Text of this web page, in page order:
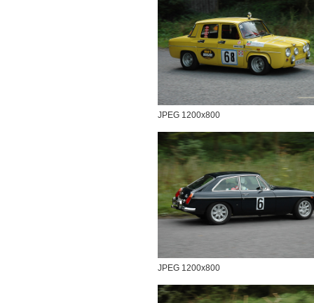
JPEG 1200x800
JPEG 1200x800